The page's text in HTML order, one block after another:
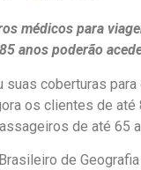
médicos para
anos poderão
suas coberturas
os clientes de
de até 65
de